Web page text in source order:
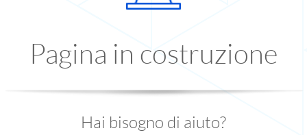
Pagina in costruzione
Hai bisogno di aiuto?